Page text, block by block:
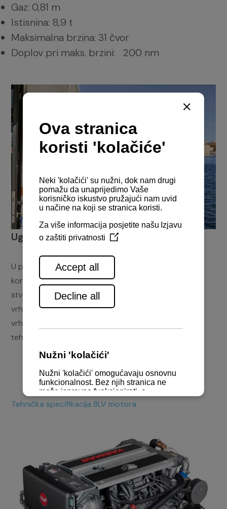
Gaz: 0,81 m
Istisnina: 8,9 t
Maksimalna brzina: 31 čvor
Doplov pri maks. brzini: 200 nm
Ugrađeni motor
U plovilo je ugrađeno dva motora 8LV370 od 370
konjskih snaga. 8LV je kompaktan, ali snažan motor,
stvoren za maksimalnu učinkovitost i svestranost. Uz
vrhunski dizajn, 8LV pruža visoki okretni moment za
vrhunsko ubrzanje i iznimnu kontrolu. Preuzmite
tehničku specifikaciju motora niže.
Tehnička specifikacija 8LV motora